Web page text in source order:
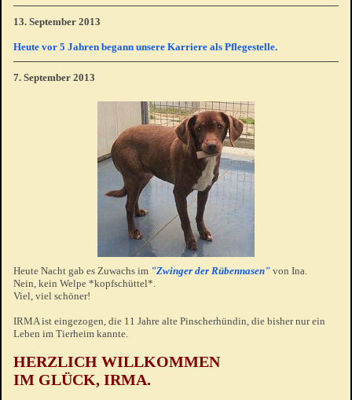
13. September 2013
Heute vor 5 Jahren begann unsere Karriere als Pflegestelle.
7. September 2013
Heute Nacht gab es Zuwachs im "Zwinger der Rübennasen" von Ina.
Nein, kein Welpe *kopfschüttel*.
Viel, viel schöner!
IRMA ist eingezogen, die 11 Jahre alte Pinscherhündin, die bisher nur ein
Leben im Tierheim kannte.
HERZLICH WILLKOMMEN
IM GLÜCK, IRMA.